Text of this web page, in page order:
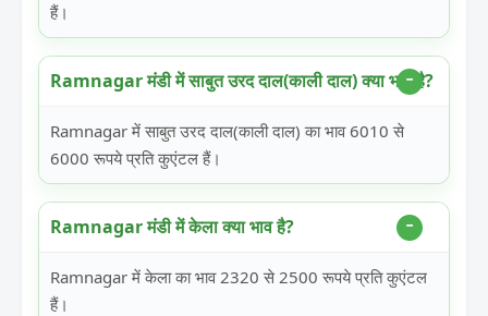
हैं।
Ramnagar मंडी में साबुत उरद दाल(काली दाल) क्या भाव है?
Ramnagar में साबुत उरद दाल(काली दाल) का भाव 6010 से
6000 रूपये प्रति कुएंटल हैं।
Ramnagar मंडी में केला क्या भाव है?
Ramnagar में केला का भाव 2320 से 2500 रूपये प्रति कुएंटल
हैं।